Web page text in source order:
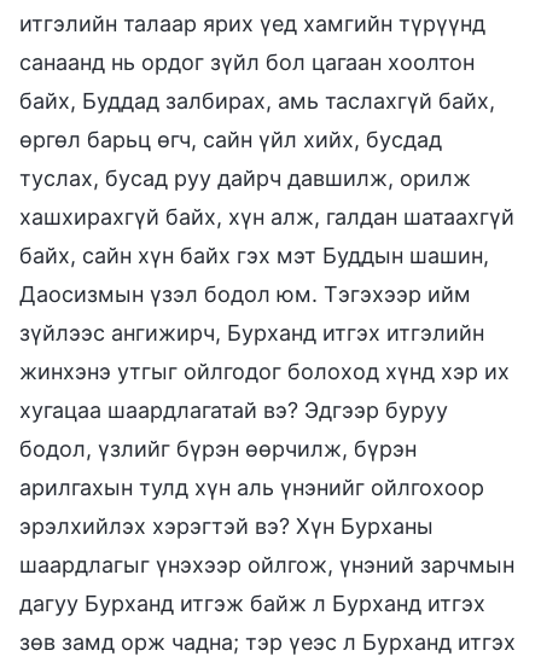
итгэлийн талаар ярих үед хамгийн түрүүнд
санаанд нь ордог зүйл бол цагаан хоолтон
байх, Буддад залбирах, амь таслахгүй байх,
өргөл барьц өгч, сайн үйл хийх, бусдад
туслах, бусад руу дайрч давшилж, орилж
хашхирахгүй байх, хүн алж, галдан шатаахгүй
байх, сайн хүн байх гэх мэт Буддын шашин,
Даосизмын үзэл бодол юм. Тэгэхээр ийм
зүйлээс ангижирч, Бурханд итгэх итгэлийн
жинхэнэ утгыг ойлгодог болоход хүнд хэр их
хугацаа шаардлагатай вэ? Эдгээр буруу
бодол, үзлийг бүрэн өөрчилж, бүрэн
арилгахын тулд хүн аль үнэнийг ойлгохоор
эрэлхийлэх хэрэгтэй вэ? Хүн Бурханы
шаардлагыг үнэхээр ойлгож, үнэний зарчмын
дагуу Бурханд итгэж байж л Бурханд итгэх
зөв замд орж чадна; тэр үеэс л Бурханд итгэх